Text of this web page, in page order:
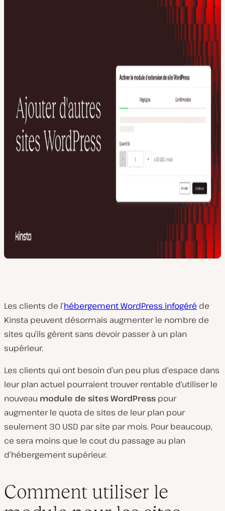
Les clients de l’hébergement WordPress infogéré de
Kinsta peuvent désormais augmenter le nombre de
sites qu’ils gèrent sans devoir passer à un plan
supérieur.
Les clients qui ont besoin d’un peu plus d’espace dans
leur plan actuel pourraient trouver rentable d’utiliser le
nouveau module de sites WordPress pour
augmenter le quota de sites de leur plan pour
seulement 30 USD par site par mois. Pour beaucoup,
ce sera moins que le cout du passage au plan
d’hébergement supérieur.
Comment utiliser le